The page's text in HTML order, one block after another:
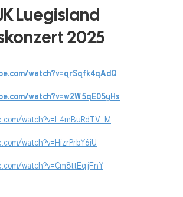
Luegisland
2025
watch?v=qrSqfk4qAdQ
watch?v=w2W5qE05yHs
watch?v=L4mBuRdTV-M
watch?v=HizrPrbY6iU
watch?v=Cm8ttEqjFnY